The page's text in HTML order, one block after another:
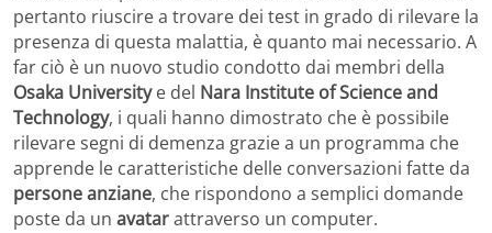
pertanto riuscire a trovare dei test in grado di rilevare la
presenza di questa malattia, è quanto mai necessario. A
far ciò è un nuovo studio condotto dai membri della
Osaka Universitye del Nara Institute of Science and
Technology, i quali hanno dimostrato che è possibile
rilevare segni di demenza grazie a un programma che
apprende le caratteristiche delle conversazioni fatte da
persone anziane, che rispondono a semplici domande
poste da un avatarattraverso un computer.